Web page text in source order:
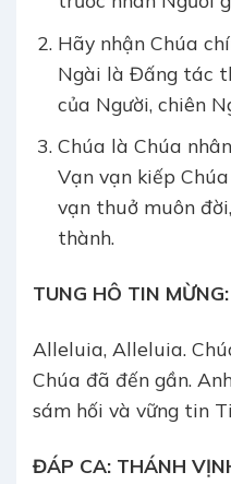
Hãy nhận Chúa
Ngài là Đấng tác
của Người, chiên
Chúa là Chúa
Vạn vạn kiếp
vạn thuở muôn
thành.
TUNG HÔ TIN MỪNG:
Alleluia, Alleluia.
Chúa đã đến gần.
sám hối và vững tin
ĐÁP CA: THÁNH